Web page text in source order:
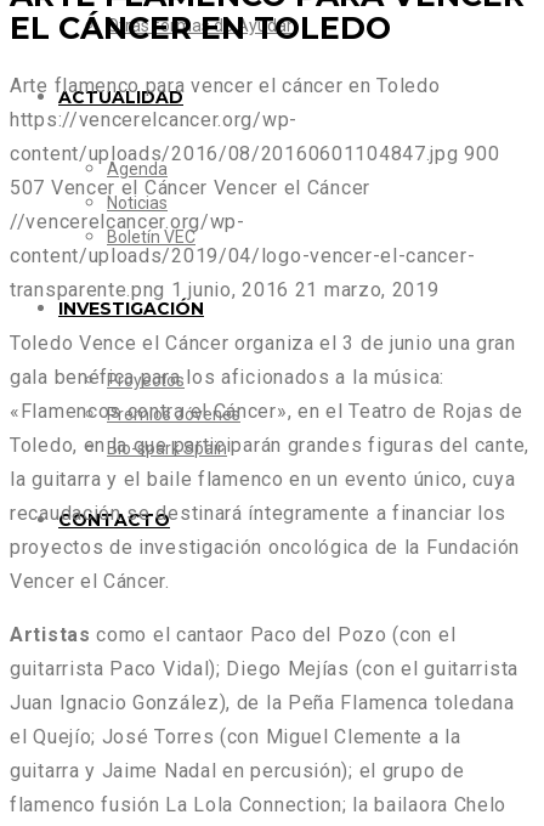
Otras formas de Ayudar
ACTUALIDAD
Agenda
Noticias
Boletín VEC
INVESTIGACIÓN
Proyectos
Premios Jóvenes
Bio-spark Spain
CONTACTO
EL CÁNCER EN TOLEDO
Arte flamenco para vencer el cáncer en Toledo
https://vencerelcancer.org/wp-
content/uploads/2016/08/20160601104847.jpg 900
507 Vencer el Cáncer Vencer el Cáncer
//vencerelcancer.org/wp-
content/uploads/2019/04/logo-vencer-el-cancer-
transparente.png 1 junio, 2016 21 marzo, 2019
Toledo Vence el Cáncer organiza el 3 de junio una gran
gala benéfica para los aficionados a la música:
«Flamencos contra el Cáncer», en el Teatro de Rojas de
Toledo, en la que participarán grandes figuras del cante,
la guitarra y el baile flamenco en un evento único, cuya
recaudación se destinará íntegramente a financiar los
proyectos de investigación oncológica de la Fundación
Vencer el Cáncer.
Artistas como el cantaor Paco del Pozo (con el
guitarrista Paco Vidal); Diego Mejías (con el guitarrista
Juan Ignacio González), de la Peña Flamenca toledana
el Quejío; José Torres (con Miguel Clemente a la
guitarra y Jaime Nadal en percusión); el grupo de
flamenco fusión La Lola Connection; la bailaora Chelo